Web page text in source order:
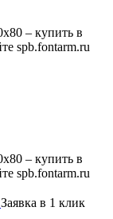
Заявка в 1 клик